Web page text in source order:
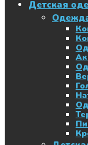
Детская